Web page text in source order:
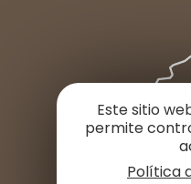
Este sitio
permite
Política